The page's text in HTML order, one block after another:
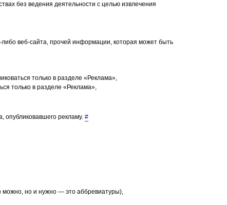
без ведения деятельности с целью извлечения
либо веб-сайта, прочей информации, которая может быть
только в разделе «Реклама»,
только в разделе «Реклама»,
опубликовавшего рекламу. #
но и нужно — это аббревиатуры),